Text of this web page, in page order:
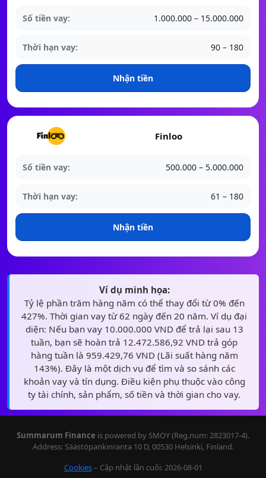
Số tiền vay: 1.000.000 – 15.000.000
Thời hạn vay: 90 – 180
Nhận tiền
Finloo
Số tiền vay: 500.000 – 5.000.000
Thời hạn vay: 61 – 180
Nhận tiền
Ví dụ minh họa:
Tỷ lệ phần trăm hàng năm có thể thay đổi từ 0% đến
427%. Thời gian vay từ 62 ngày đến 20 năm. Ví dụ đại
diện: Nếu bạn vay 10.000.000 VND để trả lại sau 13
tuần, bạn sẽ hoàn trả 12.472.586,92 VND trả góp
hàng tuần là 959.429,76 VND (Lãi suất hàng năm
143%). Đây là một dịch vụ để tìm và so sánh các
khoản vay và tín dụng. Điều kiện phụ thuộc vào công
ty tài chính, sản phẩm, số tiền và thời gian cho vay.
Summarum Finance is powered by SMOY (Reg.num: 2823017-4).
Address: Säästöpankinranta 10 D, 00530 Helsinki, Finland.
Cookies– Cập nhật lần cuối: 2026-08-01